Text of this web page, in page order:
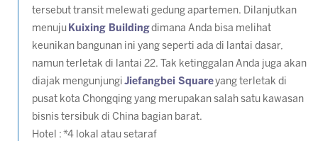
tersebut transit melewati gedung apartemen. Dilanjutkan
menuju Kuixing Buildingdimana Anda bisa melihat
keunikan bangunan ini yang seperti ada di lantai dasar,
namun terletak di lantai 22. Tak ketinggalan Anda juga akan
diajak mengunjungi Jiefangbei Squareyang terletak di
pusat kota Chongqing yang merupakan salah satu kawasan
bisnis tersibuk di China bagian barat.
Hotel : *4 lokal atau setaraf